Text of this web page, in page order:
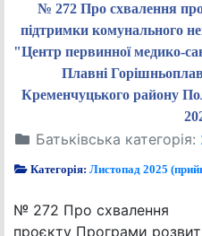
№ 272 Про схвалення
підтримки комунального
"Центр первинної медико-
Плавні
Кременчуцького району
Батьківська категорія:
Категорія:Листопад 2025
№ 272 Про схвалення
проєкту Програми